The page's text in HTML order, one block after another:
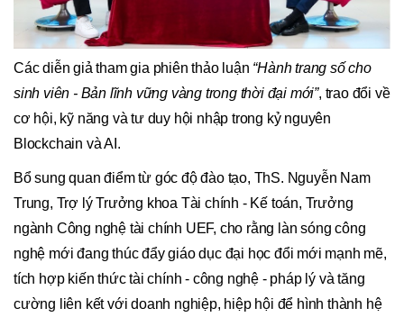
Các diễn giả tham gia phiên thảo luận “Hành trang số cho
sinh viên - Bản lĩnh vững vàng trong thời đại mới”, trao đổi về
cơ hội, kỹ năng và tư duy hội nhập trong kỷ nguyên
Blockchain và AI.
Bổ sung quan điểm từ góc độ đào tạo, ThS. Nguyễn Nam
Trung, Trợ lý Trưởng khoa Tài chính - Kế toán, Trưởng
ngành Công nghệ tài chính UEF, cho rằng làn sóng công
nghệ mới đang thúc đẩy giáo dục đại học đổi mới mạnh mẽ,
tích hợp kiến thức tài chính - công nghệ - pháp lý và tăng
cường liên kết với doanh nghiệp, hiệp hội để hình thành hệ